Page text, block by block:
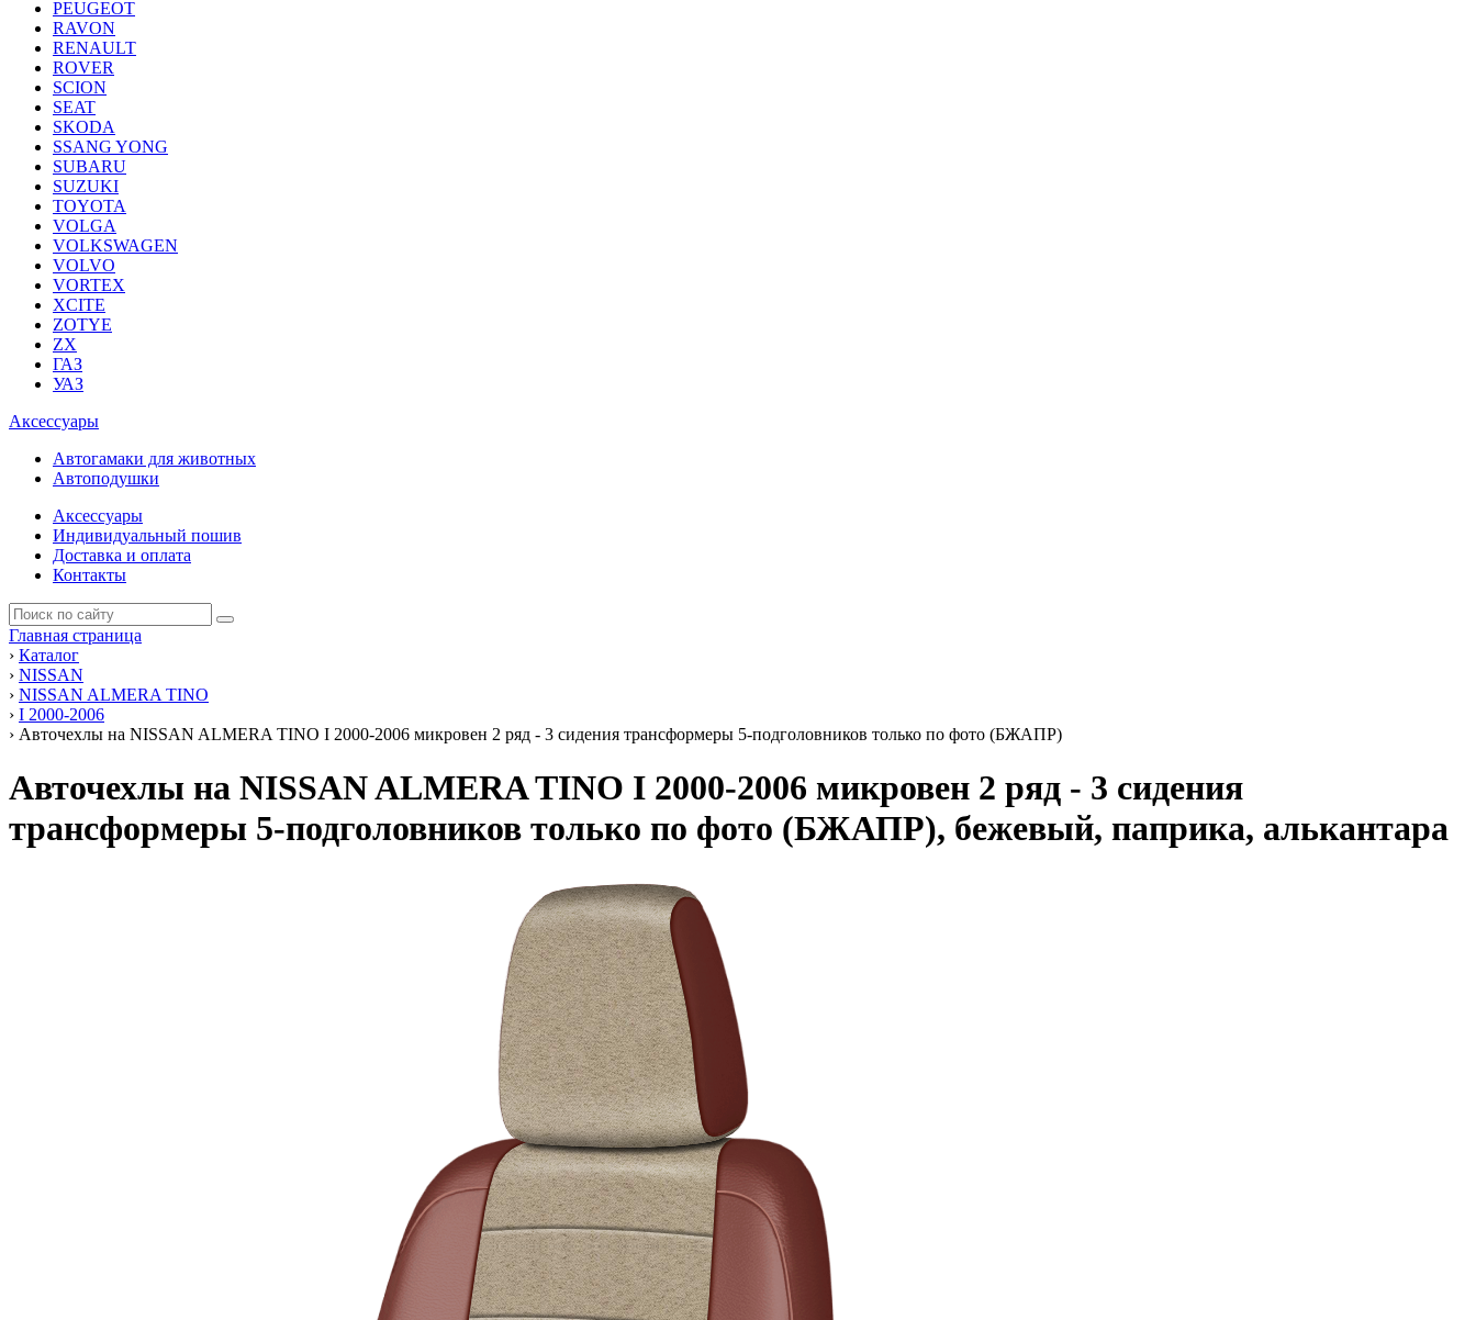
PEUGEOT
RAVON
RENAULT
ROVER
SCION
SEAT
SKODA
SSANG YONG
SUBARU
SUZUKI
TOYOTA
VOLGA
VOLKSWAGEN
VOLVO
VORTEX
XCITE
ZOTYE
ZX
ГАЗ
УАЗ
Аксессуары
Автогамаки для животных
Автоподушки
Аксессуары
Индивидуальный пошив
Доставка и оплата
Контакты
Главная страница
› Каталог
› NISSAN
› NISSAN ALMERA TINO
› I 2000-2006
› Авточехлы на NISSAN ALMERA TINO I 2000-2006 микровен 2 ряд - 3 сидения трансформеры 5-подголовников только по фото (БЖАПР)
Авточехлы на NISSAN ALMERA TINO I 2000-2006 микровен 2 ряд - 3 сидения
трансформеры 5-подголовников только по фото (БЖАПР), бежевый, паприка, алькантара